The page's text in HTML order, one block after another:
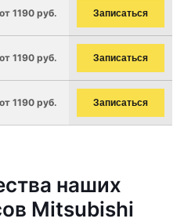
от 1190 руб. Записаться
от 1190 руб. Записаться
от 1190 руб. Записаться
наших
Mitsubishi